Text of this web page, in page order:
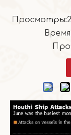
Просмотры: